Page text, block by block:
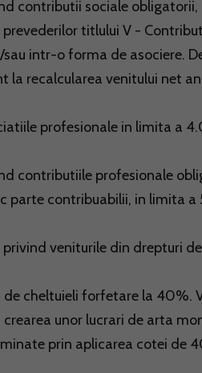
contributii sociale
titlului V -
intr-o forma de asociere.
la recalcularea venitului net
profesionale in limita a
contributiile profesionale
parte contribuabilii, in limita
veniturile din drepturi
cheltuieli forfetare la 40%.
unor lucrari de arta
prin aplicarea cotei de